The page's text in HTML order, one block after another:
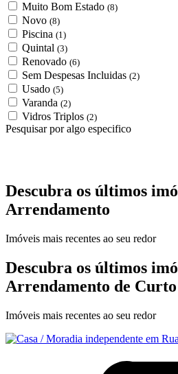
Muito Bom Estado (8)
Novo (8)
Piscina (1)
Quintal (3)
Renovado (6)
Sem Despesas Incluidas (2)
Usado (5)
Varanda (2)
Vidros Triplos (2)
Pesquisar por algo especifico
Descubra os últimos
Arrendamento
Imóveis mais recentes ao seu redor
Descubra os últimos
Arrendamento de
Imóveis mais recentes ao seu redor